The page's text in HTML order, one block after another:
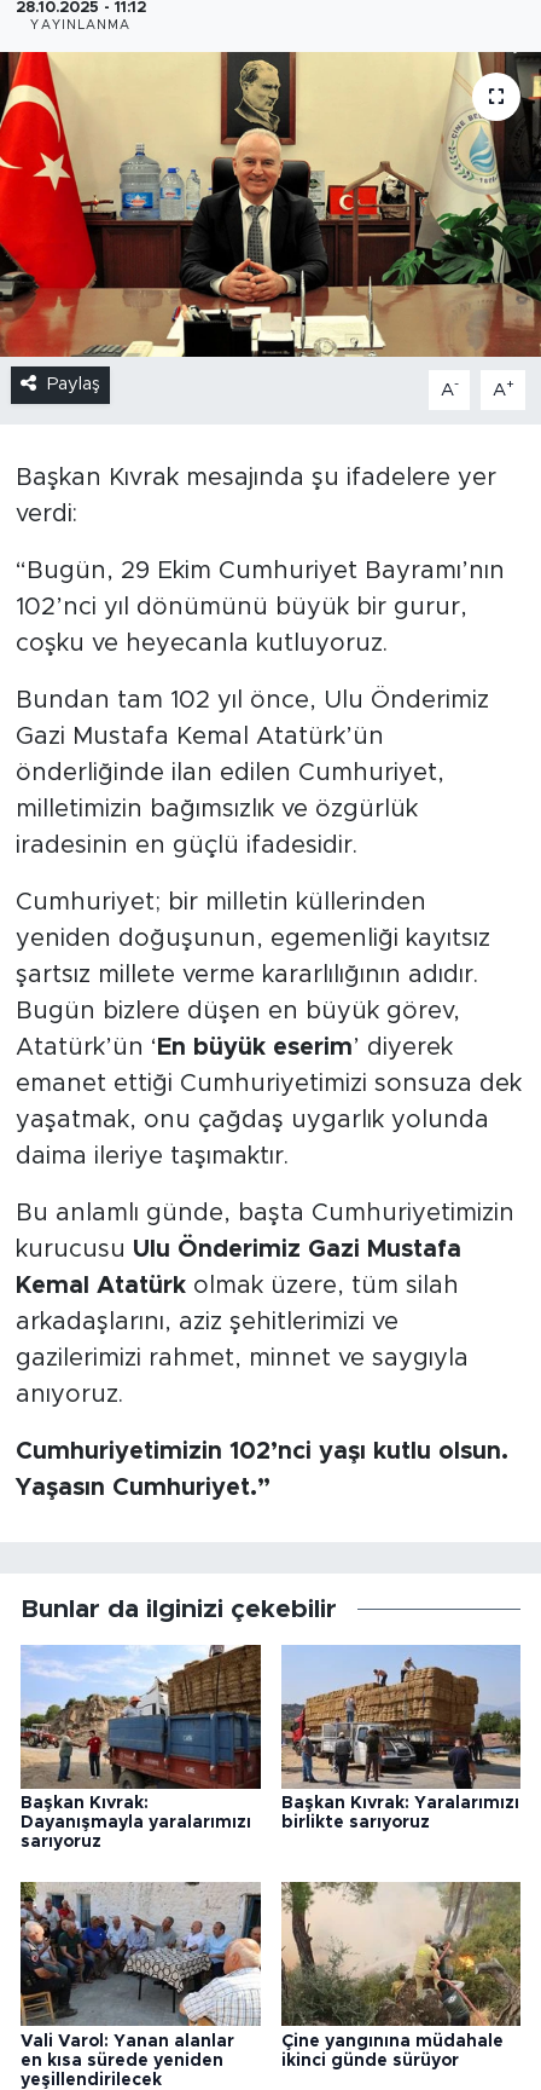
28.10.2025 - 11:12
YAYINLANMA
Paylaş A- A+
Başkan Kıvrak mesajında şu ifadelere yer
verdi:
“Bugün, 29 Ekim Cumhuriyet Bayramı’nın
102’nci yıl dönümünü büyük bir gurur,
coşku ve heyecanla kutluyoruz.
Bundan tam 102 yıl önce, Ulu Önderimiz
Gazi Mustafa Kemal Atatürk’ün
önderliğinde ilan edilen Cumhuriyet,
milletimizin bağımsızlık ve özgürlük
iradesinin en güçlü ifadesidir.
Cumhuriyet; bir milletin küllerinden
yeniden doğuşunun, egemenliği kayıtsız
şartsız millete verme kararlılığının adıdır.
Bugün bizlere düşen en büyük görev,
Atatürk’ün ‘ En büyük eserim’ diyerek
emanet ettiği Cumhuriyetimizi sonsuza dek
yaşatmak, onu çağdaş uygarlık yolunda
daima ileriye taşımaktır.
Bu anlamlı günde, başta Cumhuriyetimizin
kurucusu Ulu Önderimiz Gazi Mustafa
Kemal Atatürkolmak üzere, tüm silah
arkadaşlarını, aziz şehitlerimizi ve
gazilerimizi rahmet, minnet ve saygıyla
anıyoruz.
Cumhuriyetimizin 102’nci yaşı kutlu olsun.
Yaşasın Cumhuriyet.”
Bunlar da ilginizi çekebilir
Başkan Kıvrak:
Dayanışmayla yaralarımızı
sarıyoruz
Başkan Kıvrak: Yaralarımızı
birlikte sarıyoruz
Vali Varol: Yanan alanlar
en kısa sürede yeniden
yeşillendirilecek
Çine yangınına müdahale
ikinci günde sürüyor